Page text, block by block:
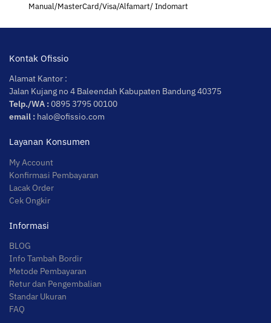
Manual/MasterCard/Visa/Alfamart/ Indomart
Kontak Ofissio
Alamat Kantor :
Jalan Kujang no 4 Baleendah Kabupaten Bandung 40375
Telp./WA :0895 3795 00100
email : halo@ofissio.com
Layanan Konsumen
My Account
Konfirmasi Pembayaran
Lacak Order
Cek Ongkir
Informasi
BLOG
Info Tambah Bordir
Metode Pembayaran
Retur dan Pengembalian
Standar Ukuran
FAQ